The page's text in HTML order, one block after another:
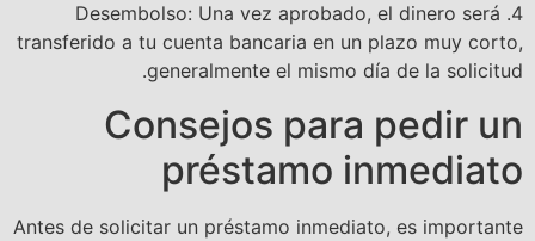
4. Desembolso: Una vez aprobado, el dinero será
transferido a tu cuenta bancaria en un plazo muy corto,
generalmente el mismo día de la solicitud.
Consejos para pedir un
préstamo inmediato
Antes de solicitar un préstamo inmediato, es importante